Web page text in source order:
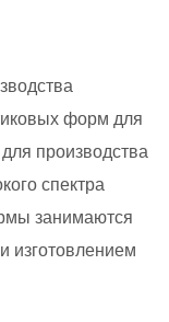
форм для
производства
спектра
занимаются
изготовлением